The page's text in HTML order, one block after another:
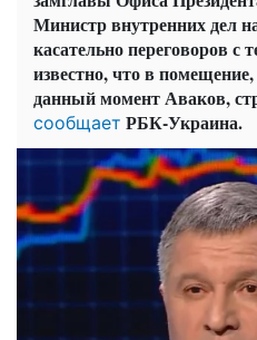
Министр внутренних дел
касательно переговоров с
известно, что в
данный момент Аваков,
сообщает РБК-Украина.